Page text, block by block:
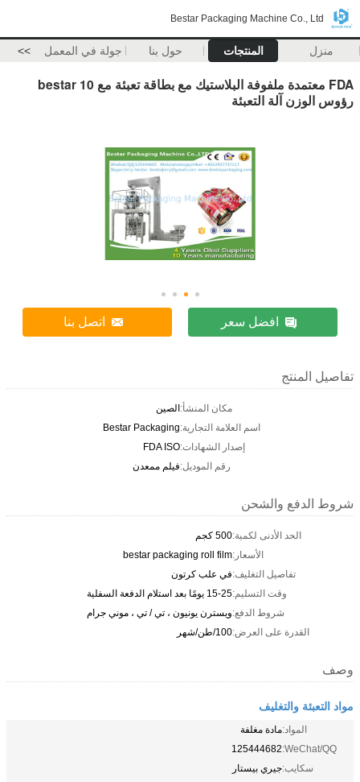
Bestar Packaging Machine Co., Ltd
منزل المنتجات حول بنا جولة في المعمل >>
FDA معتمدة ملفوفة البلاستيك مع بطاقة تعبئة مع bestar 10
رؤوس الوزن آلة التعبئة
افضل سعر اتصل بنا
تفاصيل المنتج
مكان المنشأ:الصين
اسم العلامة التجارية:Bestar Packaging
إصدار الشهادات:FDA ISO
رقم الموديل:فيلم ممعدن
شروط الدفع والشحن
الحد الأدنى لكمية:500 كجم
الأسعار:bestar packaging roll film
تفاصيل التغليف:في علب كرتون
وقت التسليم:15-25 يومًا بعد استلام الدفعة السفلية
شروط الدفع:ويسترن يونيون ، تي / تي ، موني جرام
القدرة على العرض:100/طن/شهر
وصف
مواد التعبئة والتغليف
المواد:مادة مغلفة
WeChat/QQ:
125444682
سكايب:جيري بيستار